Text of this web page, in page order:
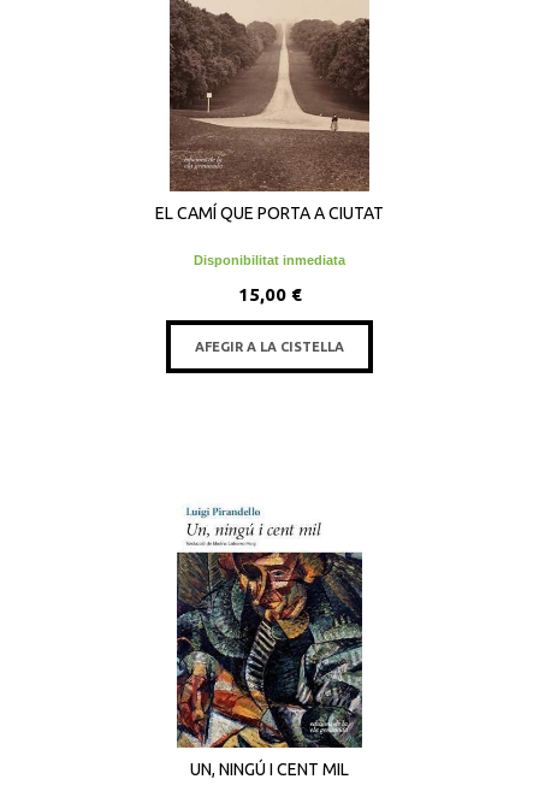
EL CAMÍ QUE PORTA A CIUTAT
Disponibilitat inmediata
15,00 €
AFEGIR A LA CISTELLA
UN, NINGÚ I CENT MIL